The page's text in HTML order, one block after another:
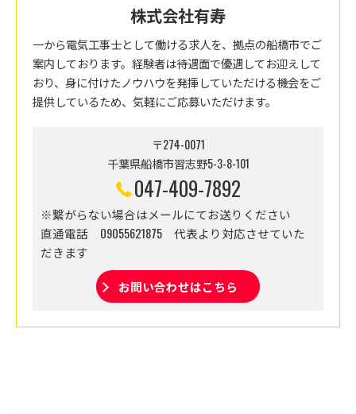
株式会社有寿
一から電気工事士として働ける求人を、拠点の船橋市でご
案内しております。経験者は待遇面で優遇してお迎えして
おり、身に付けたノウハウを発揮していただける機会をご
提供しているため、気軽にご応募いただけます。
〒274-0071
千葉県船橋市習志野5-3-8-101
047-409-7892
※繋がらない場合はメールにてお送りください
直通電話 09055621875 代表より対応させていた
だきます
お問い合わせはこちら